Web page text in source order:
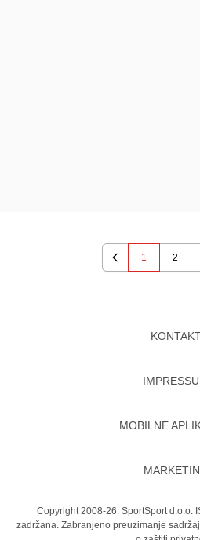
Previous
1 2
MOBILNE
Copyright 2008-26. SportSport d.o.o.
zadržana. Zabranjeno preuzimanje